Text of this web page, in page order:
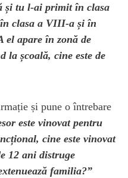
și tu l-ai primit în clasa
clasa a VIII-a și în
el apare în zonă de
la școală, cine este de
și pune o întrebare
este vinovat pentru
cine este vinovat
12 ani distruge
familia?”